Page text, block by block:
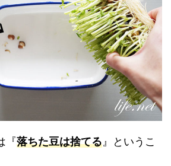
『落ちた豆は捨てる 』というこ